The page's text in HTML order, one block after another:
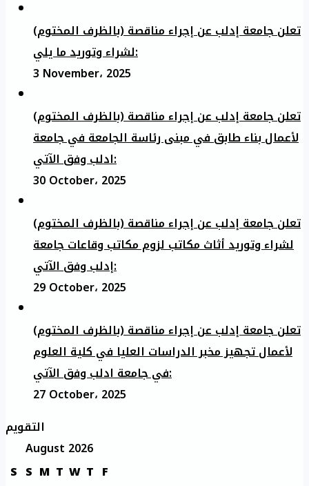
تعلن جامعة إدلب عن إجراء مناقصة (بالظرف المختوم)
لشراء وتوريد ما يلي:
3 November، 2025
تعلن جامعة إدلب عن إجراء مناقصة (بالظرف المختوم)
لأعمال بناء طابق في مبنى رئاسة الجامعة في جامعة
ادلب وفق الآتي:
30 October، 2025
تعلن جامعة إدلب عن إجراء مناقصة (بالظرف المختوم)
لشراء وتوريد أثاث مكاتب لزوم مكاتب وقاعات جامعة
إدلب وفق الآتي:
29 October، 2025
تعلن جامعة إدلب عن إجراء مناقصة (بالظرف المختوم)
لأعمال تجهيز مخبر الدراسات العليا في كلية العلوم
في جامعة ادلب وفق الآتي:
27 October، 2025
التقويم
August 2026
S S M T W T F